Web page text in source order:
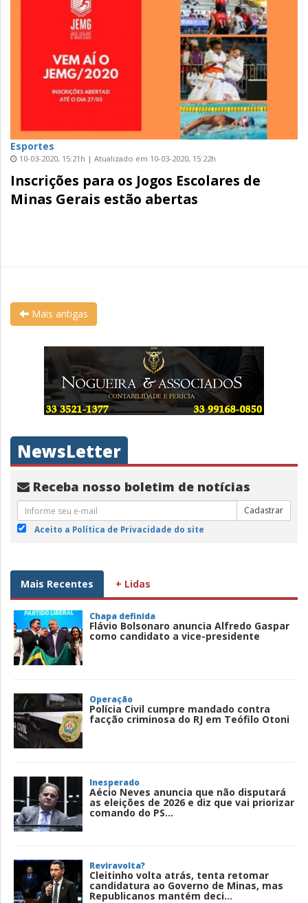
Esportes
10-03-2020, 15:21h | Atualizado em 10-03-2020, 15:22h
Inscrições para os Jogos Escolares de
Minas Gerais estão abertas
Mais antigas
NewsLetter
Receba nosso boletim de notícias
Cadastrar
Aceito a Política de Privacidade do site
Mais Recentes + Lidas
Chapa definida
Flávio Bolsonaro anuncia Alfredo Gaspar
como candidato a vice-presidente
Operação
Polícia Civil cumpre mandado contra
facção criminosa do RJ em Teófilo Otoni
Inesperado
Aécio Neves anuncia que não disputará
as eleições de 2026 e diz que vai priorizar
comando do PS...
Reviravolta?
Cleitinho volta atrás, tenta retomar
candidatura ao Governo de Minas, mas
Republicanos mantém deci...